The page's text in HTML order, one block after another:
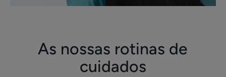
As nossas rotinas de
cuidados